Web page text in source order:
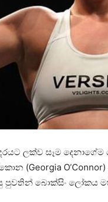
ලක්ව සෑම
(Georgia
පුවතින් බොක්සිං ලෝකය